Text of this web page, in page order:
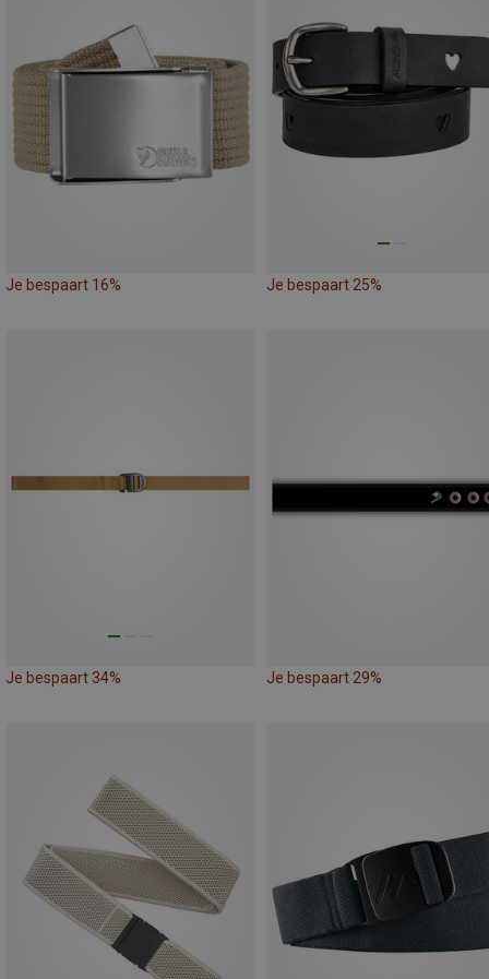
Je bespaart 16% Je bespaart 25%
Je bespaart 34% Je bespaart 29%